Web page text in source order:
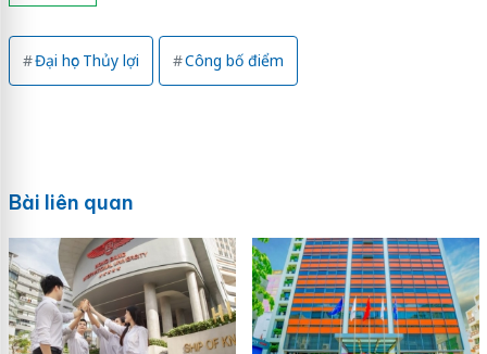
Đại học Thủy lợi Công bố điểm
Bài liên quan